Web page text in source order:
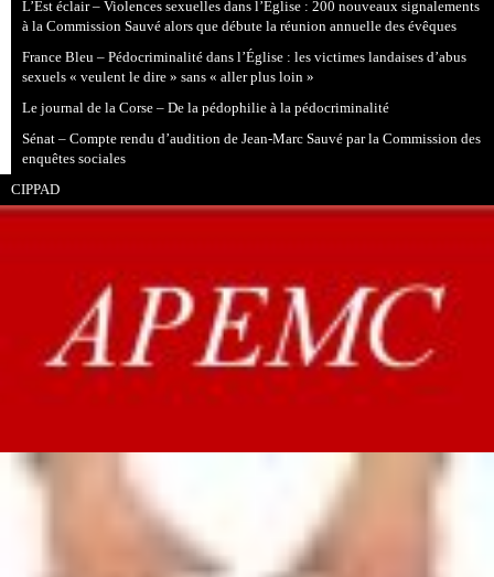
L’Est éclair – Violences sexuelles dans l’Église : 200 nouveaux signalements
à la Commission Sauvé alors que débute la réunion annuelle des évêques
France Bleu – Pédocriminalité dans l’Église : les victimes landaises d’abus
sexuels « veulent le dire » sans « aller plus loin »
Le journal de la Corse – De la pédophilie à la pédocriminalité
Sénat – Compte rendu d’audition de Jean-Marc Sauvé par la Commission des
enquêtes sociales
CIPPAD